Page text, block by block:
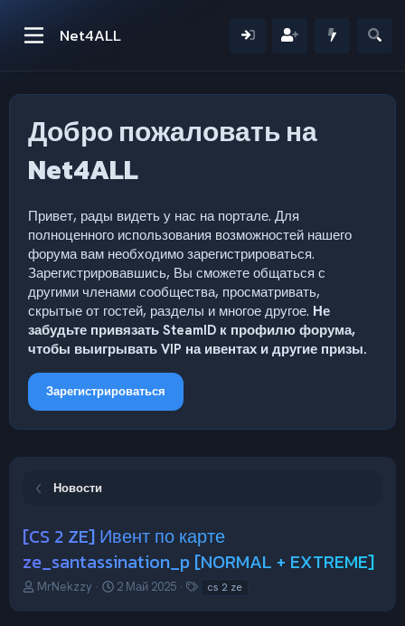
Net4ALL
Добро пожаловать на
Net4ALL
Привет, рады видеть у нас на портале. Для
полноценного использования возможностей нашего
форума вам необходимо зарегистрироваться.
Зарегистрировавшись, Вы сможете общаться с
другими членами сообщества, просматривать,
скрытые от гостей, разделы и многое другое. Не
забудьте привязать SteamID к профилю форума,
чтобы выигрывать VIP на ивентах и другие призы.
Зарегистрироваться
Новости
[CS 2 ZE] Ивент по карте
ze_santassination_p [NORMAL + EXTREME]
А
MrNekzzy
Д
2 Май 2025
Т cs 2 ze